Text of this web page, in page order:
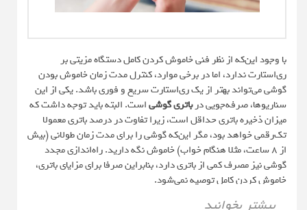
با وجود این‌که از نظر فنی خاموش کردن کامل دستگاه مزیتی بر
ری‌استارت ندارد، اما در برخی موارد، کنترل مدت زمان خاموش بودن
گوشی می‌تواند بهتر از یک ری‌استارت سریع و فوری باشد. یکی از این
سناریوها، صرفه‌جویی درباتری گوشیاست. البته باید توجه داشت که
میزان ذخیره باتری حداقل است، زیرا تفاوت در درصد باتری معمولا
تک‌رقمی خواهد بود، مگر این‌که گوشی را برای مدت زمان طولانی (بیش
از ۸ ساعت، مثلا هنگام خواب) خاموش نگه دارید. راه‌اندازی مجدد
گوشی نیز مصرف کمی از باتری دارد، بنابراین صرفا برای مزایای باتری،
خاموش کردن کامل توصیه نمی‌شود.
بیشتر بخوانید